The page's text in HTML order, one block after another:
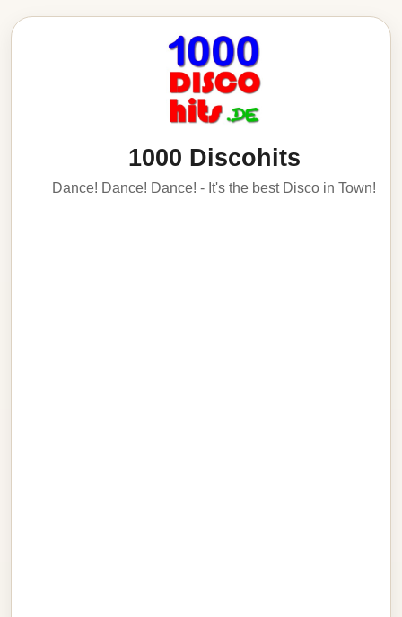
1000 Discohits
Dance! Dance! Dance! - It's the best Disco in Town!